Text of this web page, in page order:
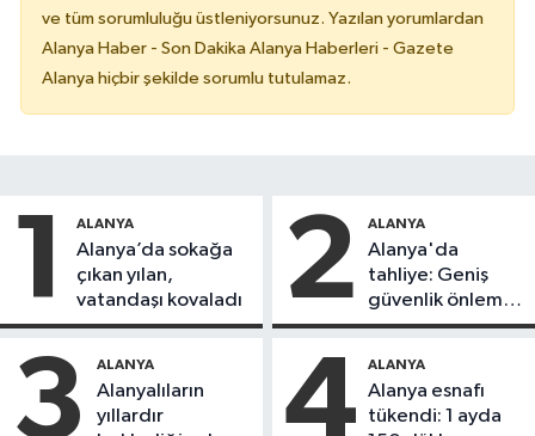
ve tüm sorumluluğu üstleniyorsunuz. Yazılan yorumlardan
Alanya Haber - Son Dakika Alanya Haberleri - Gazete
Alanya hiçbir şekilde sorumlu tutulamaz.
1 ALANYA
Alanya’da sokağa
çıkan yılan,
vatandaşı kovaladı
2 ALANYA
Alanya'da
tahliye: Geniş
güvenlik önlemi
alındı
3 ALANYA
Alanyalıların
yıllardır
4 ALANYA
Alanya esnafı
tükendi: 1 ayda